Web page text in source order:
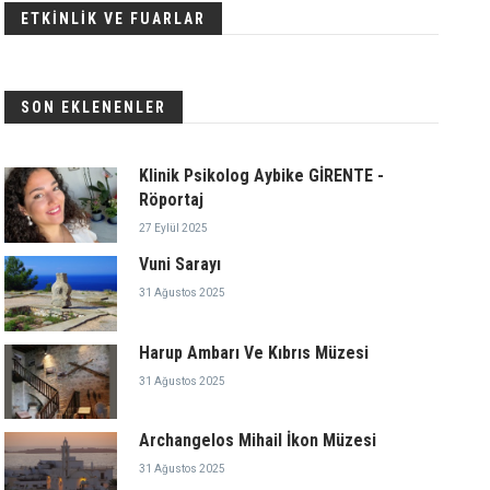
ETKİNLİK VE FUARLAR
SON EKLENENLER
Klinik Psikolog Aybike GİRENTE -
Röportaj
27 Eylül 2025
Vuni Sarayı
31 Ağustos 2025
Harup Ambarı Ve Kıbrıs Müzesi
31 Ağustos 2025
Archangelos Mihail İkon Müzesi
31 Ağustos 2025